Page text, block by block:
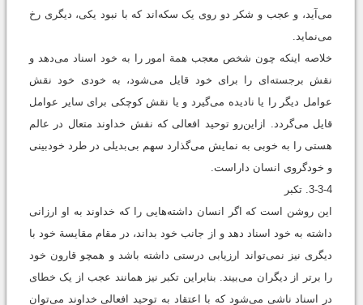
می‌‌آید، و عجب و شکر دو روی یک سکه‌اند که با نبود یکی، دیگری رخ
می‌نماید.
خلاصه اینکه چون شخص معجب همة امور را به خود اسناد می‌‌دهد و
نقش برجسته‌ای را برای خود قایل می‌‌شود، به خودی خود نقش
عوامل دیگر را یا نادیده می‌‌گیرد و یا نقش کوچکی برای سایر عوامل
قایل می‌‌گردد. ازاین‌رو توحید افعالی که نقش خداوند متعال در عالم
هستی را به خوبی به نمایش می‌‌گذارد سهم بی‌بدیلی در طرد خودبینی
و خودگروی انسان داراست.
3-3-4. تکبر
این روشن است که اگر انسان داشته‌هایی را که خداوند به او ارزانی
داشته به خود اسناد دهد و از جانب خود بداند، در مقام مقایسة خود با
دیگری نیز نمی‌تواند ارزیابی درستی داشته باشد و همچو قارون خود
را برتر از دیگران می‌‌بیند. بنابراین تکبر نیز همانند عجب از یک خطای
در اسناد ناشی می‌‌شود که با اعتقاد به توحید افعالی خداوند می‌‌توان